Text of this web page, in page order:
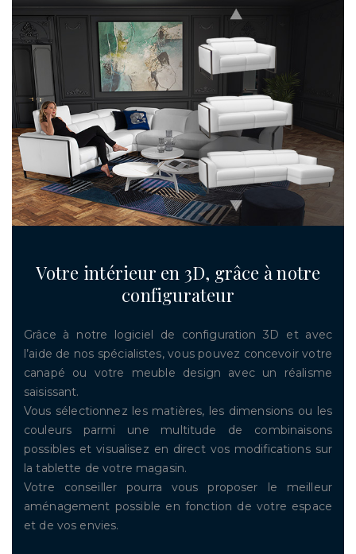
Votre intérieur en 3D, grâce à notre
configurateur
Grâce à notre logiciel de configuration 3D et avec
l’aide de nos spécialistes, vous pouvez concevoir votre
canapé ou votre meuble design avec un réalisme
saisissant.
Vous sélectionnez les matières, les dimensions ou les
couleurs parmi une multitude de combinaisons
possibles et visualisez en direct vos modifications sur
la tablette de votre magasin.
Votre conseiller pourra vous proposer le meilleur
aménagement possible en fonction de votre espace
et de vos envies.